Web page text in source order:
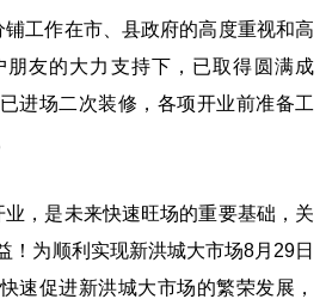
作在市、县政府的高度重视和高
友的大力支持下，已取得圆满成
进场二次装修，各项开业前准备工
是未来快速旺场的重要基础，关
！为顺利实现新洪城大市场8月29日
速促进新洪城大市场的繁荣发展，